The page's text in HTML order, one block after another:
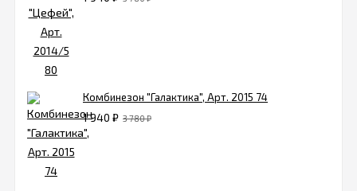
Комбинезон "Галактика", Арт. 2015 74
1 940 ₽ 3 780₽